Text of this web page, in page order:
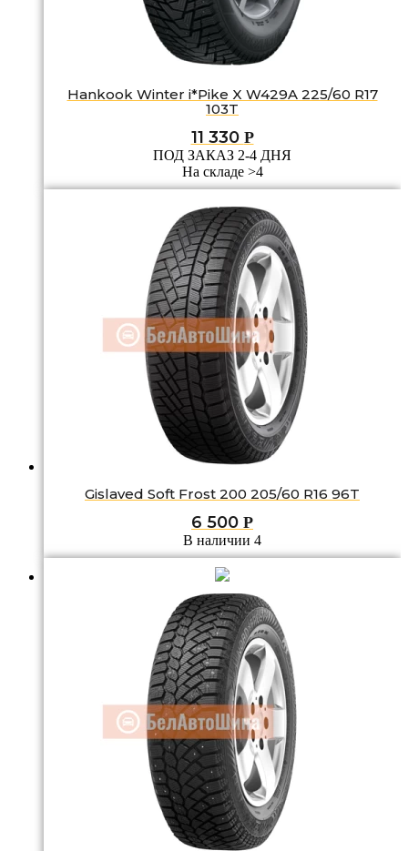
Hankook Winter i*Pike X W429A 225/60 R17
103T
11 330 Р
ПОД ЗАКАЗ 2-4 ДНЯ
На складе >4
Gislaved Soft Frost 200 205/60 R16 96T
6 500 Р
В наличии 4